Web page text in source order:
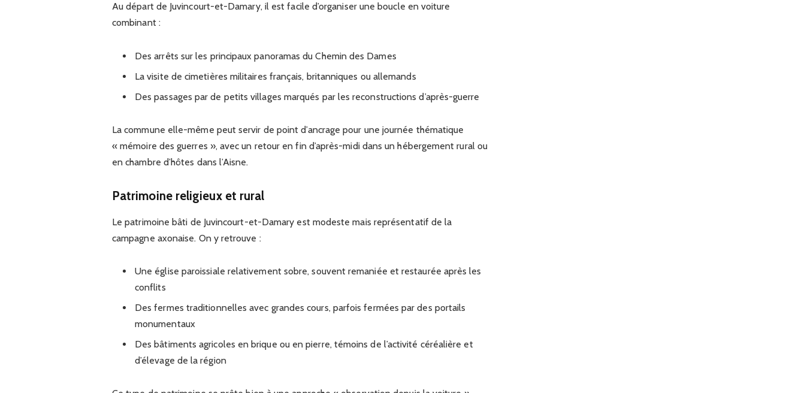
Au départ de Juvincourt-et-Damary, il est facile d’organiser une boucle en voiture
combinant :
Des arrêts sur les principaux panoramas du Chemin des Dames
La visite de cimetières militaires français, britanniques ou allemands
Des passages par de petits villages marqués par les reconstructions d’après-guerre
La commune elle-même peut servir de point d’ancrage pour une journée thématique
« mémoire des guerres », avec un retour en fin d’après-midi dans un hébergement rural ou
en chambre d’hôtes dans l’Aisne.
Patrimoine religieux et rural
Le patrimoine bâti de Juvincourt-et-Damary est modeste mais représentatif de la
campagne axonaise. On y retrouve :
Une église paroissiale relativement sobre, souvent remaniée et restaurée après les
conflits
Des fermes traditionnelles avec grandes cours, parfois fermées par des portails
monumentaux
Des bâtiments agricoles en brique ou en pierre, témoins de l’activité céréalière et
d’élevage de la région